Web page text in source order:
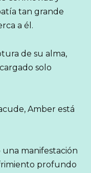
tan grande
a él.
de su alma,
solo
Amber está
una manifestación
profundo